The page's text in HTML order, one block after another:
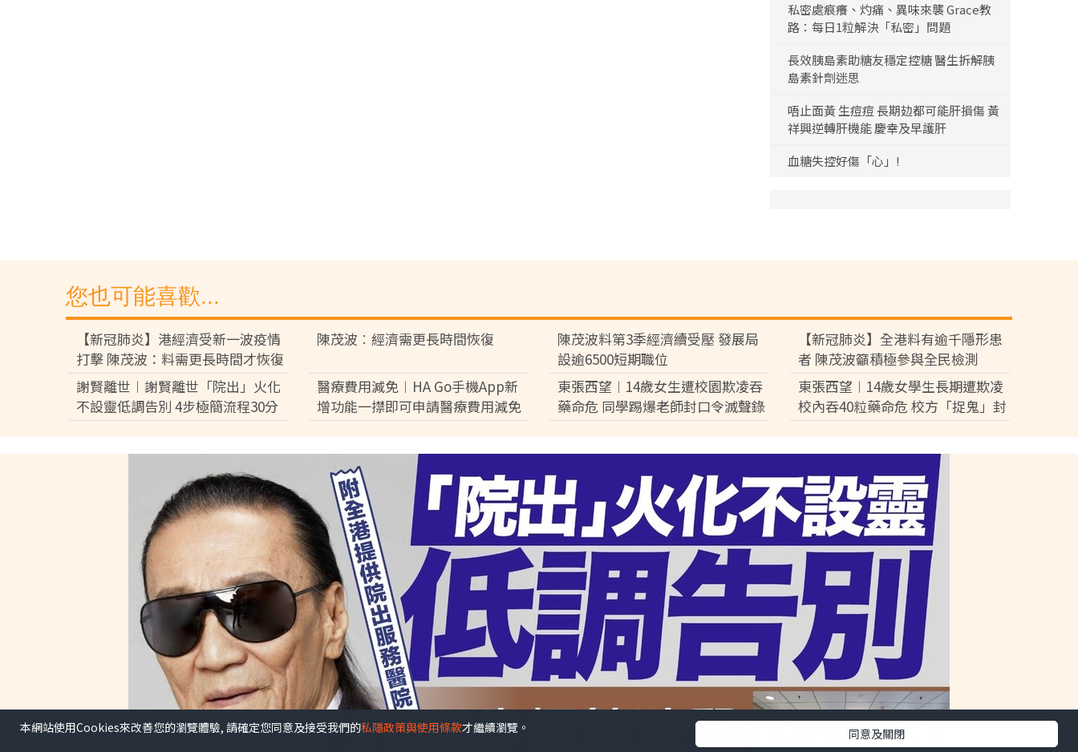
私密處痕癢、灼痛、異味來襲 Grace教
路：每日1粒解決「私密」問題
長效胰島素助糖友穩定控糖 醫生拆解胰
島素針劑迷思
唔止面黃 生痘痘 長期攰都可能肝損傷 黃
祥興逆轉肝機能 慶幸及早護肝
血糖失控好傷「心」!
您也可能喜歡...
【新冠肺炎】港經濟受新一波疫情
打擊 陳茂波：料需更長時間才恢復
陳茂波︰經濟需更長時間恢復
陳茂波料第3季經濟續受壓 發展局
設逾6500短期職位
【新冠肺炎】全港料有逾千隱形患
者 陳茂波籲積極參與全民檢測
謝賢離世︱謝賢離世「院出」火化
不設靈低調告別 4步極簡流程30分
鐘即出殯 只適用1類病人【附全港
醫療費用減免︱HA Go手機App新
增功能一㩒即可申請醫療費用減免
3分鐘完成預約免排隊【附申請條
東張西望︱14歲女生遭校園欺凌吞
藥命危 同學踢爆老師封口令滅聲錄
音逼和解：討論都冇用
東張西望︱14歲女學生長期遭欺凌
校內吞40粒藥命危 校方「捉鬼」封
口 家屬震怒踢爆冷血內幕
本網站使用Cookies來改善您的瀏覽體驗, 請確定您同意及接受我們的私隱政策與使用條款才繼續瀏覽。 同意及關閉